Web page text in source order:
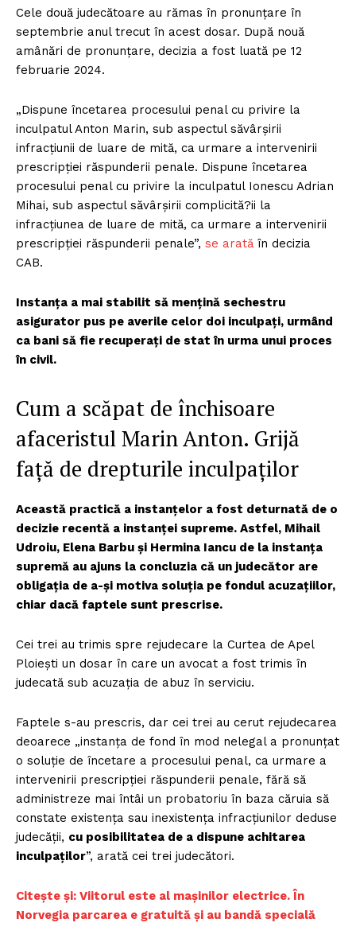
Cele două judecătoare au rămas în pronunțare în
septembrie anul trecut în acest dosar. După nouă
amânări de pronunțare, decizia a fost luată pe 12
februarie 2024.
„Dispune încetarea procesului penal cu privire la
inculpatul Anton Marin, sub aspectul săvârşirii
infracţiunii de luare de mită, ca urmare a intervenirii
prescripţiei răspunderii penale. Dispune încetarea
procesului penal cu privire la inculpatul Ionescu Adrian
Mihai, sub aspectul săvârşirii complicită?ii la
infracţiunea de luare de mită, ca urmare a intervenirii
prescripţiei răspunderii penale”, se arată în decizia
CAB.
Instanța a mai stabilit să mențină sechestru
asigurator pus pe averile celor doi inculpați, urmând
ca bani să fie recuperați de stat în urma unui proces
în civil.
Cum a scăpat de închisoare
afaceristul Marin Anton. Grijă
față de drepturile inculpaților
Această practică a instanțelor a fost deturnată de o
decizie recentă a instanței supreme. Astfel, Mihail
Udroiu, Elena Barbu și Hermina Iancu de la instanța
supremă au ajuns la concluzia că un judecător are
obligația de a-și motiva soluția pe fondul acuzațiilor,
chiar dacă faptele sunt prescrise.
Cei trei au trimis spre rejudecare la Curtea de Apel
Ploiești un dosar în care un avocat a fost trimis în
judecată sub acuzația de abuz în serviciu.
Faptele s-au prescris, dar cei trei au cerut rejudecarea
deoarece „instanța de fond în mod nelegal a pronunțat
o soluție de încetare a procesului penal, ca urmare a
intervenirii prescripției răspunderii penale, fără să
administreze mai întâi un probatoriu în baza căruia să
constate existența sau inexistența infracțiunilor deduse
judecății, cu posibilitatea de a dispune achitarea
inculpaților”, arată cei trei judecători.
Citește și: Viitorul este al mașinilor electrice. În
Norvegia parcarea e gratuită și au bandă specială